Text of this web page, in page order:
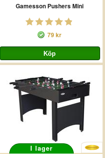
Gamesson Pushers Mini
79 kr
I lager